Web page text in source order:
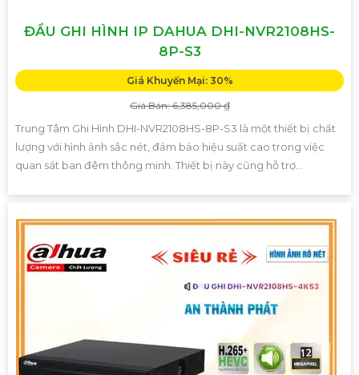
ĐẦU GHI HÌNH IP DAHUA DHI-NVR2108HS-
8P-S3
Giá Khuyến Mại: 30%
Giá Bán: 6,385,000 ₫
Trung Tâm Ghi Hình DHI-NVR2108HS-8P-S3 là một thiết bị chất
lượng với hình ảnh sắc nét, đảm bảo hiệu suất cao trong việc
quan sát ban đêm thông minh. Thiết bị này cũng hỗ trợ...